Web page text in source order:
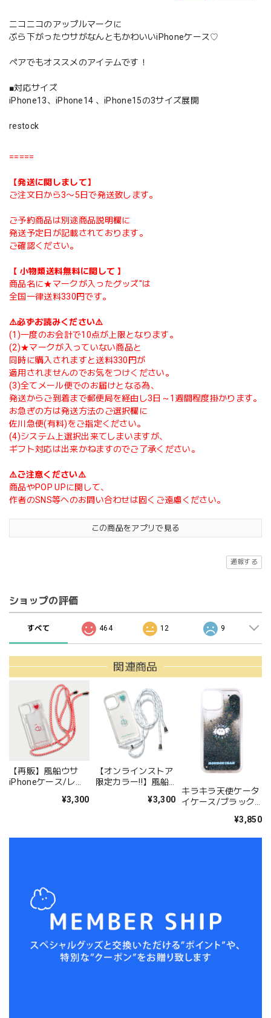
ニコニコのアップルマークに
ぶら下がったウサがなんともかわいいiPhoneケース♡
ペアでもオススメのアイテムです！
■対応サイズ
iPhone13、iPhone14 、iPhone15の3サイズ展開
restock
=====
【発送に関しまして】
ご注文日から3〜5日で発送致します。
ご予約商品は別途商品説明欄に
発送予定日が記載されております。
ご確認ください。
【 小物類送料無料に関して 】
商品名に★マークが入ったグッズ"は
全国一律送料330円です。
⚠️必ずお読みください⚠️
(1)一度のお会計で10点が上限となります。
(2)★マークが入っていない商品と
同時に購入されますと送料330円が
適用されませんのでお気をつけください。
(3)全てメール便でのお届けとなる為、
発送からご到着まで郵便局を経由し3日～1週間程度掛かります。
お急ぎの方は発送方法のご選択欄に
佐川急便(有料)をご指定ください。
(4)システム上選択出来てしまいますが、
ギフト対応は出来かねますのでご了承ください。
⚠️ご注意ください⚠️
商品やPOP UPに関して、
作者のSNS等へのお問い合わせは固くご遠慮ください。
この商品をアプリで見る
通報する
ショップの評価
すべて 464 12 9
関連商品
【再販】風船ウサ
iPhoneケース/レッ
¥3,300
【オンラインストア
限定カラー!!】風船
グリーン(MK-480)
¥3,300
キラキラ天使ケータ
イケース/ブラック
¥3,850